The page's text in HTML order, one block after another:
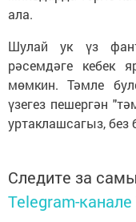
ала.
Шулай ук үз
рәсемдәге кебек
мөмкин. Тәмле
үзегез пешергән
уртаклашсагыз, без
Следите за
Telegram-канале